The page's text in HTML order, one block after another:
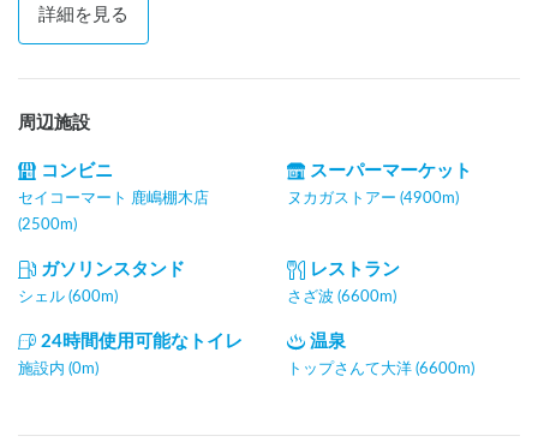
詳細を見る
周辺施設
コンビニ
セイコーマート 鹿嶋棚木店
(2500m)
スーパーマーケット
ヌカガストアー (4900m)
ガソリンスタンド
シェル (600m)
レストラン
さざ波 (6600m)
24時間使用可能なトイレ
施設内 (0m)
温泉
トップさんて大洋 (6600m)